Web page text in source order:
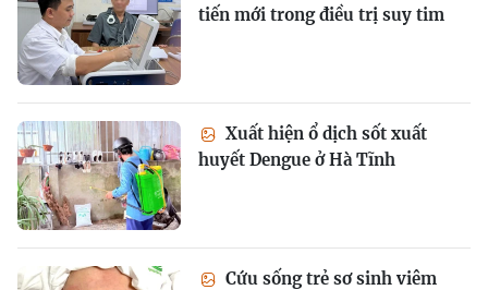
tiến mới trong điều trị suy tim
Xuất hiện ổ dịch sốt xuất
huyết Dengue ở Hà Tĩnh
Cứu sống trẻ sơ sinh viêm